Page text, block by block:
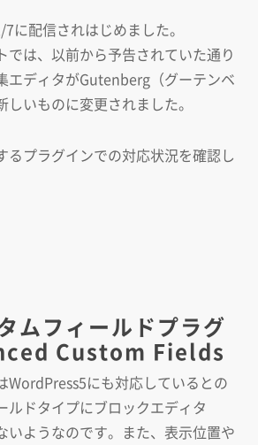
に配信されはじめました。
では、以前から予告されていた通り
エディタがGutenberg（グーテンベ
いものに変更されました。
るプラグインでの対応状況を確認し
ムフィールドプラグ
Custom Fields
WordPress5にも対応しているとの
ルドタイプにブロックエディタ
いようなのです。また、表示位置や